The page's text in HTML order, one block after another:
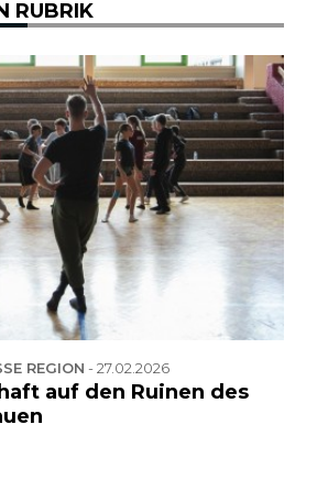
RUBRIK
REGION -27.02.2026
auf den Ruinen des